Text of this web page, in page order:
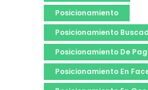
Posicionamiento
Posicionamiento
Posicionamiento De
Posicionamiento En